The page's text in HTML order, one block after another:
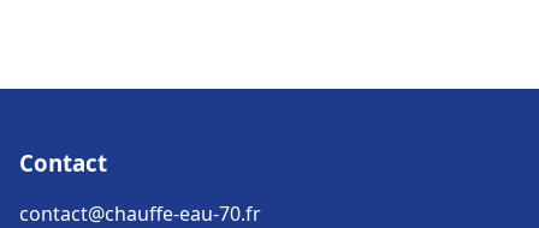
Contact
contact@chauffe-eau-70.fr